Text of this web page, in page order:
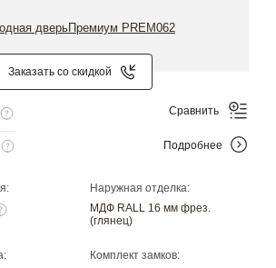
Заказать со скидкой
Наружная отделка:
МДФ RALL 16 мм фрез.
(глянец)
Комплект замков:
Сравнить
Подробнее